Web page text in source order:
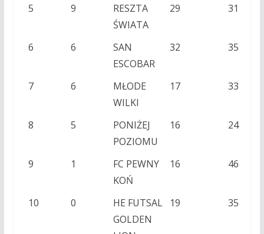
5 9
RESZTA
ŚWIATA
29 31
6 6
SAN
ESCOBAR
32 35
7 6
MŁODE
WILKI
17 33
8 5
PONIŻEJ
POZIOMU
16 24
9 1
FC PEWNY
KOŃ
16 46
10 0
HE FUTSAL
GOLDEN
19 35